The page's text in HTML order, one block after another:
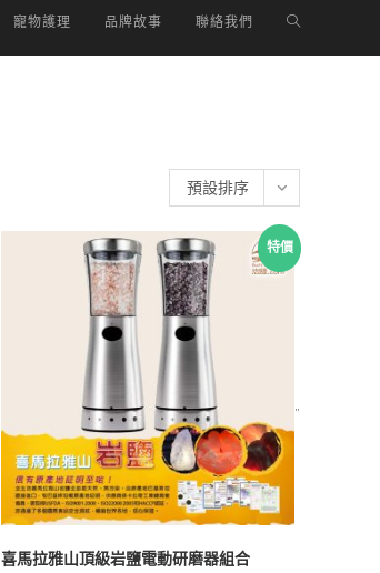
寵物護理 品牌故事 聯絡我們 TOGGLE
首頁 > 商品標籤為 “研磨器”
預設排序
特價
喜馬拉雅山頂級岩鹽電動研磨器組合